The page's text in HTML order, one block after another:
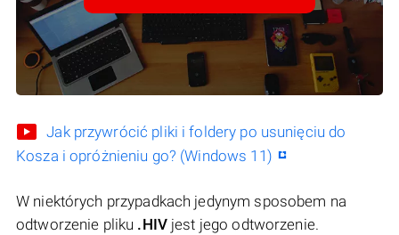
Jak przywrócić pliki i foldery po usunięciu do
Kosza i opróżnieniu go? (Windows 11)
W niektórych przypadkach jedynym sposobem na
odtworzenie pliku .HIVjest jego odtworzenie.